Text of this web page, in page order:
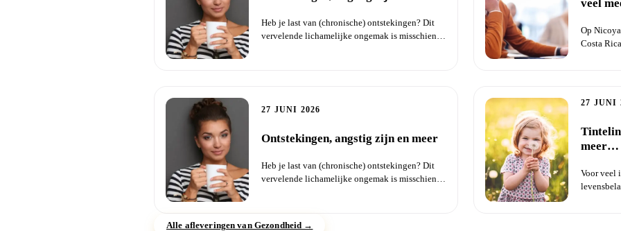
Heb je last van (chronische) ontstekingen? Dit
vervelende lichamelijke ongemak is misschien
veel
Op
Costa
27 JUNI 2026
Ontstekingen, angstig zijn en meer
Heb je last van (chronische) ontstekingen? Dit
vervelende lichamelijke ongemak is misschien
27 JUNI
meer…
Voor veel
Alle afleveringen van Gezondheid →